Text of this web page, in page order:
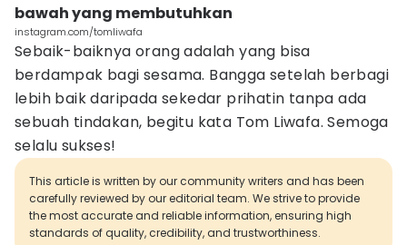
bawah yang membutuhkan
instagram.com/tomliwafa
Sebaik-baiknya orang adalah yang bisa
berdampak bagi sesama. Bangga setelah berbagi
lebih baik daripada sekedar prihatin tanpa ada
sebuah tindakan, begitu kata Tom Liwafa. Semoga
selalu sukses!
This article is written by our community writers and has been
carefully reviewed by our editorial team. We strive to provide
the most accurate and reliable information, ensuring high
standards of quality, credibility, and trustworthiness.